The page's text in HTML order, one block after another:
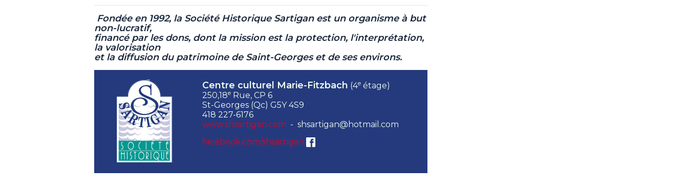
Fondée en 1992, la Société Historique Sartigan est un organisme à but
non-lucratif,
financé par les dons, dont la mission est la protection, l'interprétation,
la valorisation
et la diffusion du patrimoine de Saint-Georges et de ses environs.
Centre culturel Marie-Fitzbach (4e étage)
250,18e Rue, CP 6
St-Georges (Qc) G5Y 4S9
418 227-6176
www.shsartigan.com - shsartigan@hotmail.com
facebook.com/shsartigan